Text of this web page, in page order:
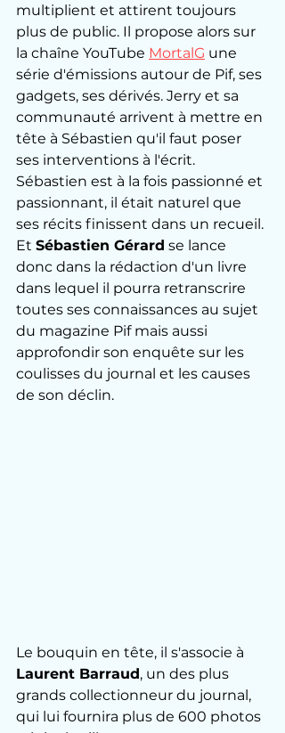
multiplient et attirent toujours
plus de public. Il propose alors sur
la chaîne YouTube MortalG une
série d'émissions autour de Pif, ses
gadgets, ses dérivés. Jerry et sa
communauté arrivent à mettre en
tête à Sébastien qu'il faut poser
ses interventions à l'écrit.
Sébastien est à la fois passionné et
passionnant, il était naturel que
ses récits finissent dans un recueil.
Et Sébastien Gérard se lance
donc dans la rédaction d'un livre
dans lequel il pourra retranscrire
toutes ses connaissances au sujet
du magazine Pif mais aussi
approfondir son enquête sur les
coulisses du journal et les causes
de son déclin.
Le bouquin en tête, il s'associe à
Laurent Barraud, un des plus
grands collectionneur du journal,
qui lui fournira plus de 600 photos